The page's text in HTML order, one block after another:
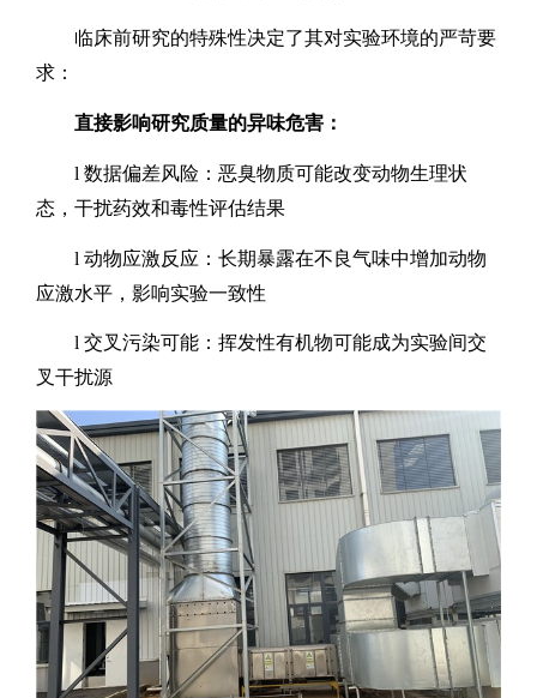
临床前研究的特殊性决定了其对实验环境的严苛要
求：
直接影响研究质量的异味危害：
l 数据偏差风险：恶臭物质可能改变动物生理状
态，干扰药效和毒性评估结果
l 动物应激反应：长期暴露在不良气味中增加动物
应激水平，影响实验一致性
l 交叉污染可能：挥发性有机物可能成为实验间交
叉干扰源